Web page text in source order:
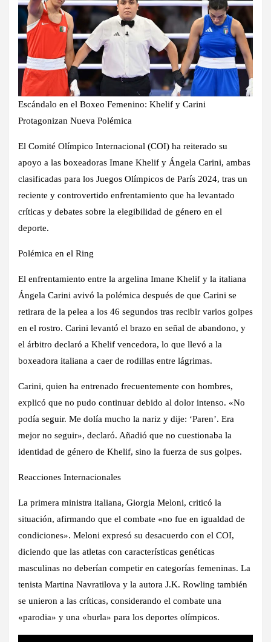
Escándalo en el Boxeo Femenino: Khelif y Carini
Protagonizan Nueva Polémica
El Comité Olímpico Internacional (COI) ha reiterado su
apoyo a las boxeadoras Imane Khelif y Ángela Carini, ambas
clasificadas para los Juegos Olímpicos de París 2024, tras un
reciente y controvertido enfrentamiento que ha levantado
críticas y debates sobre la elegibilidad de género en el
deporte.
Polémica en el Ring
El enfrentamiento entre la argelina Imane Khelif y la italiana
Ángela Carini avivó la polémica después de que Carini se
retirara de la pelea a los 46 segundos tras recibir varios golpes
en el rostro. Carini levantó el brazo en señal de abandono, y
el árbitro declaró a Khelif vencedora, lo que llevó a la
boxeadora italiana a caer de rodillas entre lágrimas.
Carini, quien ha entrenado frecuentemente con hombres,
explicó que no pudo continuar debido al dolor intenso. «No
podía seguir. Me dolía mucho la nariz y dije: ‘Paren’. Era
mejor no seguir», declaró. Añadió que no cuestionaba la
identidad de género de Khelif, sino la fuerza de sus golpes.
Reacciones Internacionales
La primera ministra italiana, Giorgia Meloni, criticó la
situación, afirmando que el combate «no fue en igualdad de
condiciones». Meloni expresó su desacuerdo con el COI,
diciendo que las atletas con características genéticas
masculinas no deberían competir en categorías femeninas. La
tenista Martina Navratilova y la autora J.K. Rowling también
se unieron a las críticas, considerando el combate una
«parodia» y una «burla» para los deportes olímpicos.